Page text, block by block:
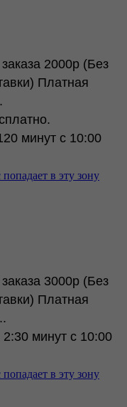
2000р (Без
Платная
минут c 10:00
в эту зону
3000р (Без
Платная
минут c 10:00
в эту зону